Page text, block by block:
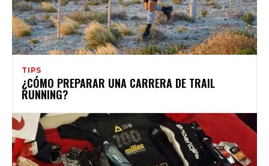
TIPS
¿CÓMO PREPARAR UNA CARRERA DE TRAIL
RUNNING?